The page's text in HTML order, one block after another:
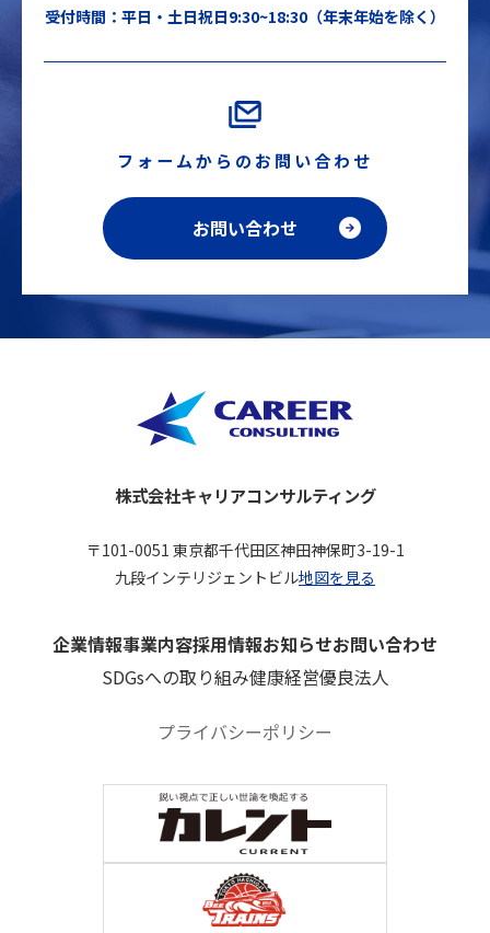
受付時間：平日・土日祝日9:30~18:30（年末年始を除く）
フォームからのお問い合わせ
お問い合わせ
株式会社キャリアコンサルティング
〒101-0051 東京都千代田区神田神保町3-19-1
九段インテリジェントビル地図を見る
企業情報事業内容採用情報お知らせお問い合わせ
SDGsへの取り組み健康経営優良法人
プライバシーポリシー